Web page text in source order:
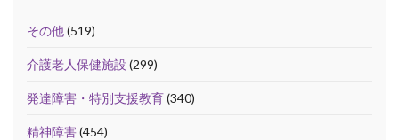
その他(519)
介護老人保健施設 (299)
発達障害・特別支援教育(340)
精神障害(454)